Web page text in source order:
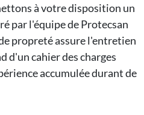
à votre disposition un
par l'équipe de Protecsan
propreté assure l'entretien
d'un cahier des charges
accumulée durant de